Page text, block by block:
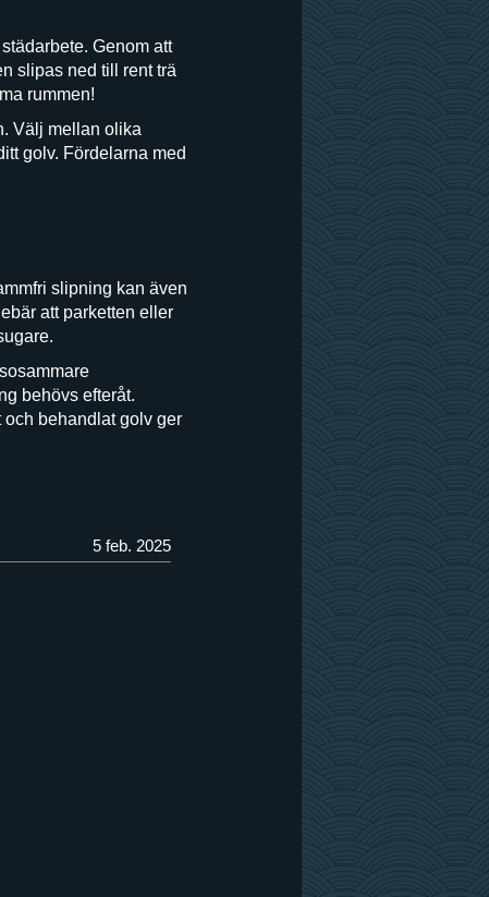
Genom att
slipas ned till rent trä
rummen!
Välj mellan olika
golv. Fördelarna med
slipning kan även
att parketten eller
behövs efteråt.
behandlat golv ger
5 feb. 2025